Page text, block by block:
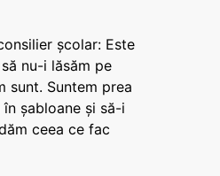
școlar: Este
nu-i lăsăm pe
sunt. Suntem prea
șabloane și să-i
ceea ce fac